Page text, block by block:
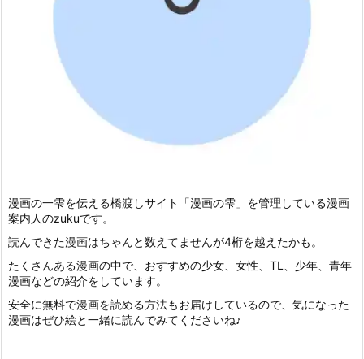
漫画の一雫を伝える橋渡しサイト「漫画の雫」を管理している漫画
案内人のzukuです。
読んできた漫画はちゃんと数えてませんが4桁を越えたかも。
たくさんある漫画の中で、おすすめの少女、女性、TL、少年、青年
漫画などの紹介をしています。
安全に無料で漫画を読める方法もお届けしているので、気になった
漫画はぜひ絵と一緒に読んでみてくださいね♪